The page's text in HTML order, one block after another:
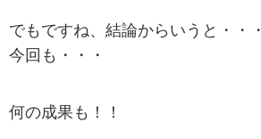
でもですね、結論からいうと・・・
今回も・・・
何の成果も！！